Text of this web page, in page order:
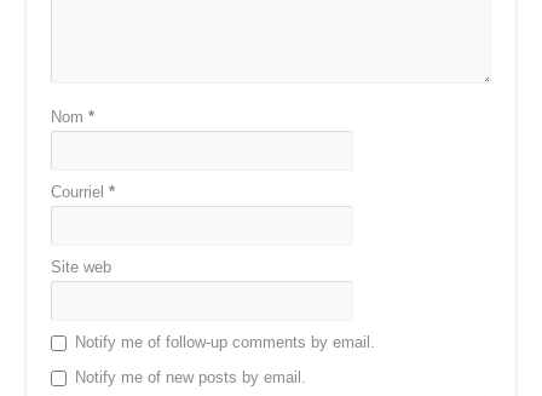
Nom*
Courriel*
Site web
Notify me of follow-up comments by email.
Notify me of new posts by email.